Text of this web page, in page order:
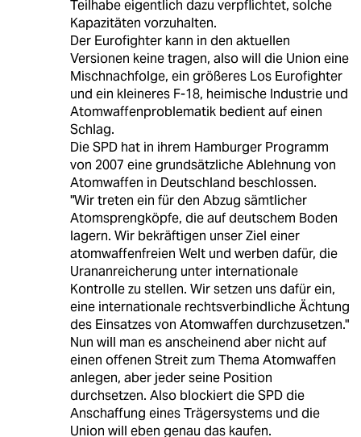
Teilhabe eigentlich dazu verpflichtet, solche
Kapazitäten vorzuhalten.
Der Eurofighter kann in den aktuellen
Versionen keine tragen, also will die Union eine
Mischnachfolge, ein größeres Los Eurofighter
und ein kleineres F-18, heimische Industrie und
Atomwaffenproblematik bedient auf einen
Schlag.
Die SPD hat in ihrem Hamburger Programm
von 2007 eine grundsätzliche Ablehnung von
Atomwaffen in Deutschland beschlossen.
"Wir treten ein für den Abzug sämtlicher
Atomsprengköpfe, die auf deutschem Boden
lagern. Wir bekräftigen unser Ziel einer
atomwaffenfreien Welt und werben dafür, die
Urananreicherung unter internationale
Kontrolle zu stellen. Wir setzen uns dafür ein,
eine internationale rechtsverbindliche Ächtung
des Einsatzes von Atomwaffen durchzusetzen."
Nun will man es anscheinend aber nicht auf
einen offenen Streit zum Thema Atomwaffen
anlegen, aber jeder seine Position
durchsetzen. Also blockiert die SPD die
Anschaffung eines Trägersystems und die
Union will eben genau das kaufen.